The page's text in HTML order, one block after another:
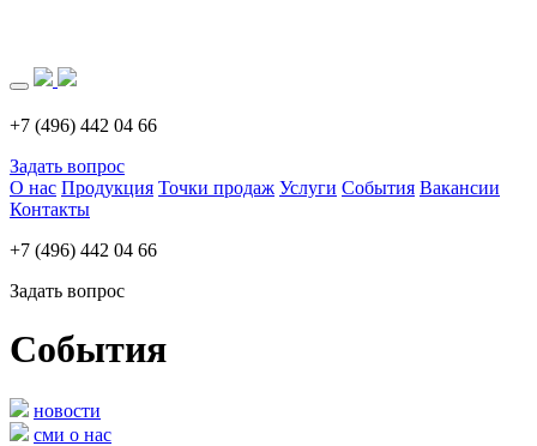
+7 (496) 442 04 66
Задать вопрос
О нас Продукция Точки продаж Услуги События Вакансии
Контакты
+7 (496) 442 04 66
Задать вопрос
События
новости
сми о нас